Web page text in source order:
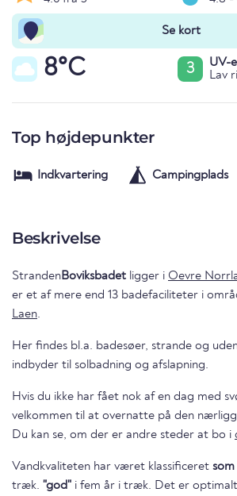
Se kort
8°C 3
UV-
Lav
Top højdepunkter
Indkvartering Campingplads
Beskrivelse
StrandenBoviksbadet ligger i Oevre
er et af mere end 13 badefaciliteter i
Laen.
Her findes bl.a. badesøer, strande og
indbyder til solbadning og afslapning.
Hvis du ikke har fået nok af en dag med
velkommen til at overnatte på den
Du kan se, om der er andre steder at bo i
Vandkvaliteten har været klassificeret som
træk. "god" i fem år i træk. Det er